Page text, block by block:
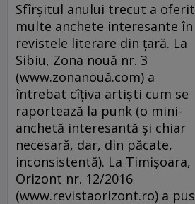
Sfîrşitul anului trecut a oferit
multe anchete interesante în
revistele literare din ţară. La
Sibiu, Zona nouă nr. 3
(www.zonanouă.com) a
întrebat cîţiva artişti cum se
raportează la punk (o mini-
anchetă interesantă şi chiar
necesară, dar, din păcate,
inconsistentă). La Timişoara,
Orizont nr. 12/2016
(www.revistaorizont.ro) a pus